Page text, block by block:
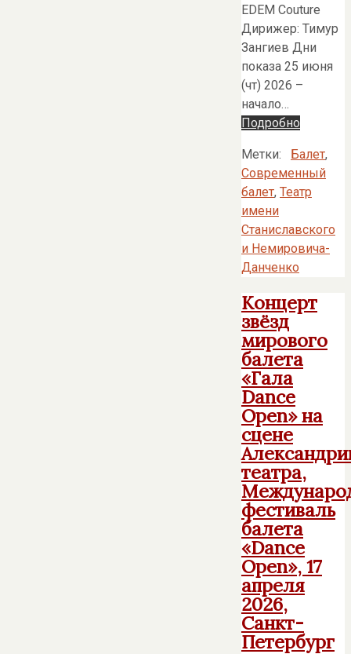
EDEM Couture
Дирижер: Тимур
Зангиев Дни
показа 25 июня
(чт) 2026 –
начало…
Подробно
Метки: Балет,
Современный
балет, Театр
имени
Станиславского
и Немировича-
Данченко
Концерт
звёзд
мирового
балета
«Гала
Dance
Open» на
сцене
театра,
фестиваль
балета
«Dance
Open», 17
апреля
2026,
Санкт-
Петербург